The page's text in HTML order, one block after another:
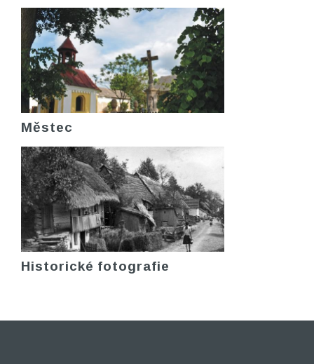
Městec
Historické fotografie